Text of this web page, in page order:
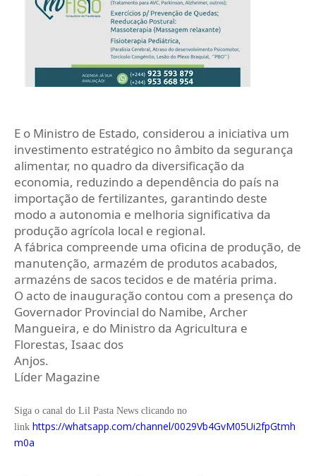
E o Ministro de Estado, considerou a iniciativa um
investimento estratégico no âmbito da segurança
alimentar, no quadro da diversificação da
economia, reduzindo a dependência do país na
importação de fertilizantes, garantindo deste
modo a autonomia e melhoria significativa da
produção agrícola local e regional.
A fábrica compreende uma oficina de produção, de
manutenção, armazém de produtos acabados,
armazéns de sacos tecidos e de matéria prima.
O acto de inauguração contou com a presença do
Governador Provincial do Namibe, Archer
Mangueira, e do Ministro da Agricultura e
Florestas, Isaac dos
Anjos.
Líder Magazine
Siga o canal do Lil Pasta News clicando no
link https://whatsapp.com/channel/0029Vb4GvM05Ui2fpGtmh
m0a